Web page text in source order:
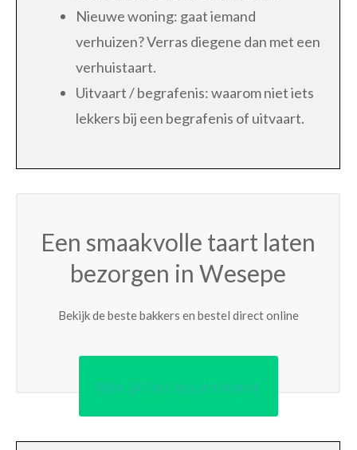
Nieuwe woning: gaat iemand
verhuizen? Verras diegene dan met een
verhuistaart.
Uitvaart / begrafenis: waarom niet iets
lekkers bij een begrafenis of uitvaart.
Een smaakvolle taart laten
bezorgen in Wesepe
Bekijk de beste bakkers en bestel direct online
Bekijk het assortiment